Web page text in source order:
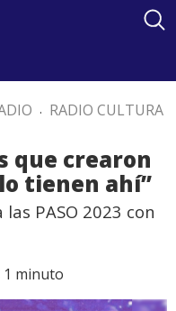
. RADIO CULTURA
que crearon
tienen ahí”
PASO 2023 con
minuto